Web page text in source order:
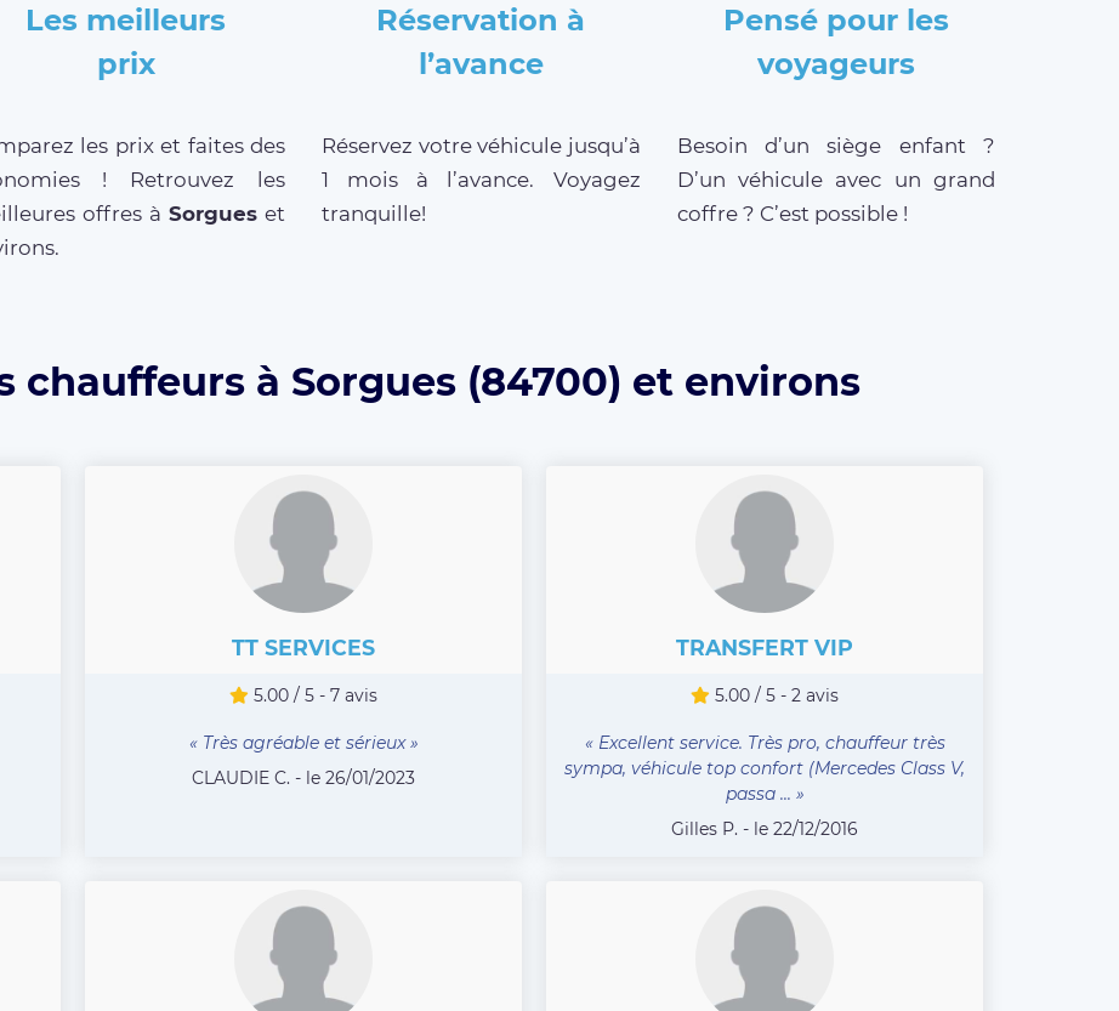
Les meilleurs
prix
les prix et faites des
! Retrouvez les
offres à Sorgueset
Réservation à
l’avance
Réservez votre véhicule jusqu’à
1 mois à l’avance. Voyagez
tranquille!
Pensé pour les
voyageurs
Besoin d’un siège enfant ?
D’un véhicule avec un grand
coffre ? C’est possible !
chauffeurs à Sorgues (84700) et environs
TT SERVICES
5.00 / 5 - 7 avis
« Très agréable et sérieux »
CLAUDIE C. - le 26/01/2023
TRANSFERT VIP
5.00 / 5 - 2 avis
« Excellent service. Très pro, chauffeur très
sympa, véhicule top confort (Mercedes Class V,
passa ... »
Gilles P. - le 22/12/2016